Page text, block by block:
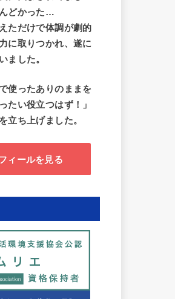
どかった…
ただけで体調が劇的
に取りつかれ、遂に
ました。
使ったありのままを
たい役立つはず！」
立ち上げました。
ィールを見る